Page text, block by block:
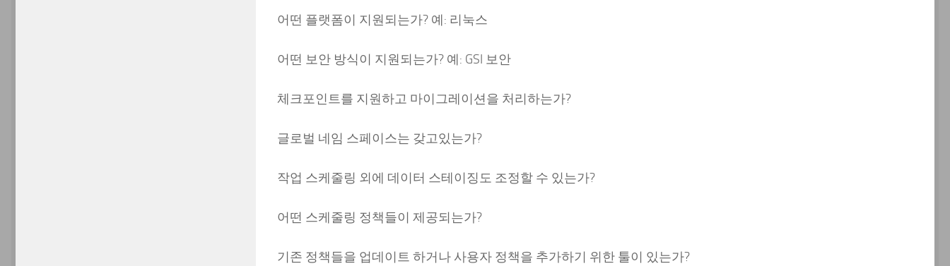
어떤 플랫폼이 지원되는가? 예: 리눅스
어떤 보안 방식이 지원되는가? 예: GSI 보안
체크포인트를 지원하고 마이그레이션을 처리하는가?
글로벌 네임 스페이스는 갖고있는가?
작업 스케줄링 외에 데이터 스테이징도 조정할 수 있는가?
어떤 스케줄링 정책들이 제공되는가?
기존 정책들을 업데이트 하거나 사용자 정책을 추가하기 위한 툴이 있는가?